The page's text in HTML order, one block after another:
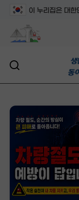
이 누리집은 대한